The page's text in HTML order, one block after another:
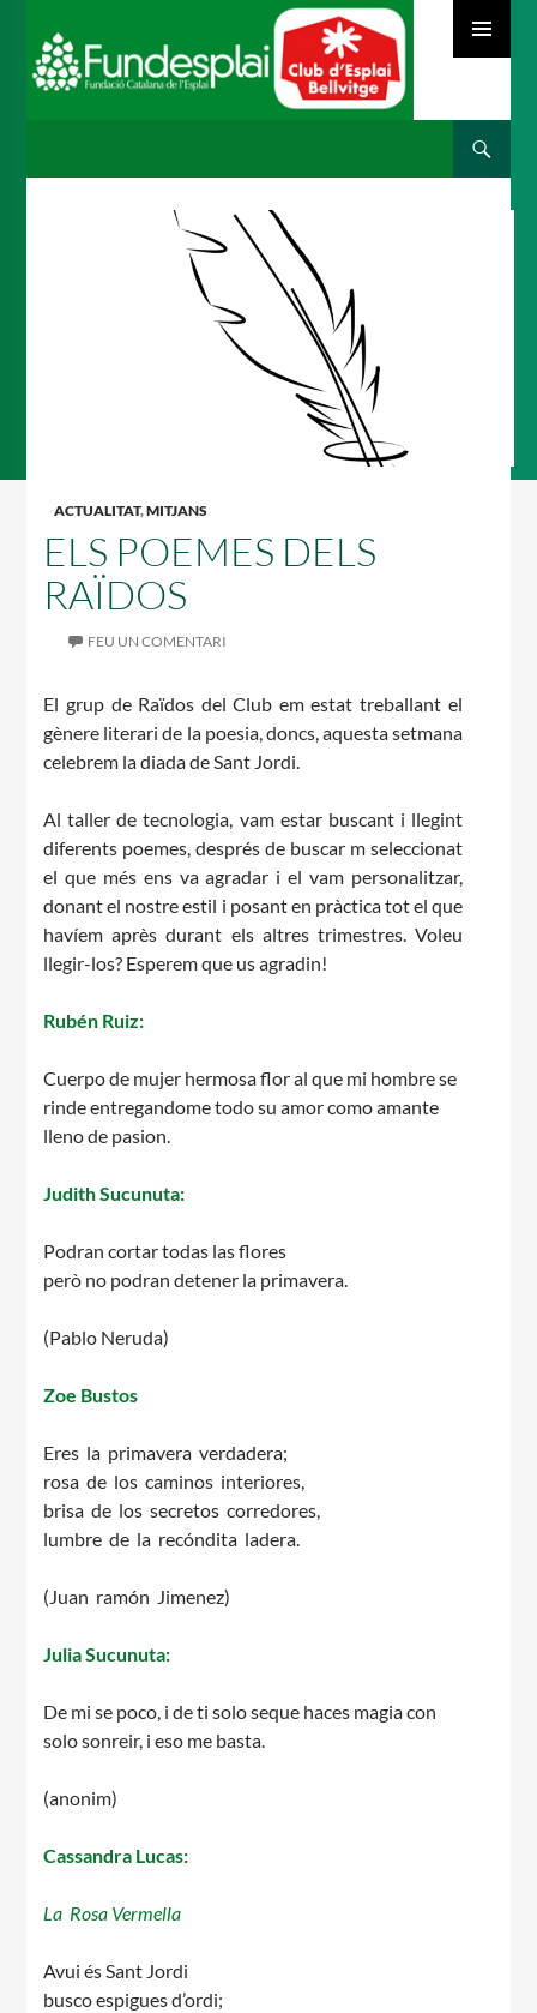
ACTUALITAT,MITJANS
ELS POEMES DELS
RAÏDOS
FEU UN COMENTARI
El grup de Raïdos del Club em estat treballant el
gènere literari de la poesia, doncs, aquesta setmana
celebrem la diada de Sant Jordi.
Al taller de tecnologia, vam estar buscant i llegint
diferents poemes, després de buscar m seleccionat
el que més ens va agradar i el vam personalitzar,
donant el nostre estil i posant en pràctica tot el que
havíem après durant els altres trimestres. Voleu
llegir-los? Esperem que us agradin!
Rubén Ruiz:
Cuerpo de mujer hermosa flor al que mi hombre se
rinde entregandome todo su amor como amante
lleno de pasion.
Judith Sucunuta:
Podran cortar todas las flores
però no podran detener la primavera.
(Pablo Neruda)
Zoe Bustos
Eres la primavera verdadera;
rosa de los caminos interiores,
brisa de los secretos corredores,
lumbre de la recóndita ladera.
(Juan ramón Jimenez)
Julia Sucunuta:
De mi se poco, i de ti solo seque haces magia con
solo sonreir, i eso me basta.
(anonim)
Cassandra Lucas:
La Rosa Vermella
Avui és Sant Jordi
busco espigues d’ordi;
MÓN ESCOLAR
ALBERG CENTRE ESPLAI
CASES DE COLÒNIES
ACCIÓ SOCIAL I JOVES
ESPLAIS
SUPORT TERCER SECTOR
CONEIX FUNDESPLAI
L'equip
Missió i valors
Els comptes clars
Memòria d'activitats
Proposta educativa
ACTUALITAT
Notícies
Butlletins
Fundesplai als mitjans
Xarxes socials
COL·LABORA
Fes voluntariat